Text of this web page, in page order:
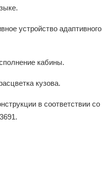
устройство адаптивного
кабины.
кузова.
в соответствии со